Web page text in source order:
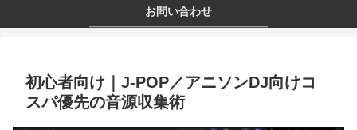
お問い合わせ
初心者向け｜J-POP／アニソンDJ向けコ
スパ優先の音源収集術